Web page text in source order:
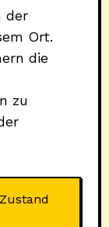
der
Ort.
die
zu
Zustand